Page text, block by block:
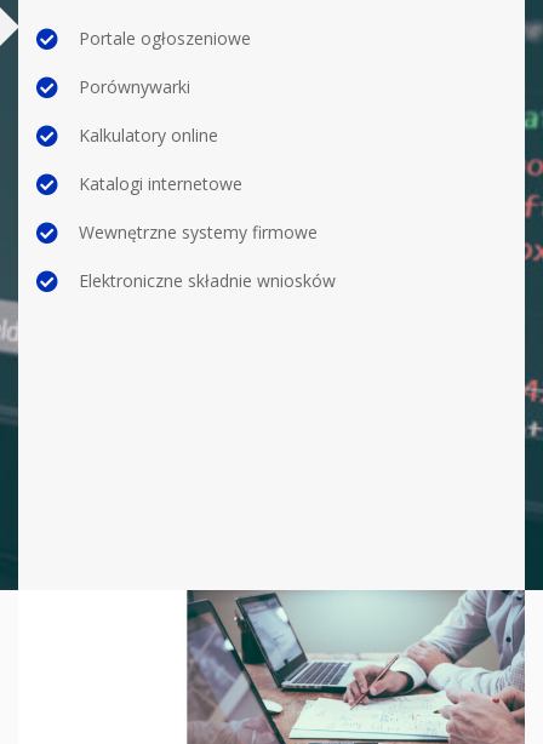
Portale ogłoszeniowe
Porównywarki
Kalkulatory online
Katalogi internetowe
Wewnętrzne systemy firmowe
Elektroniczne składnie wniosków